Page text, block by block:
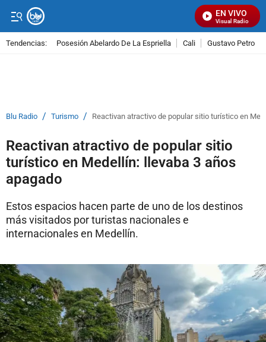
EN VIVO
Señal Visual Radio
Tendencias: Posesión Abelardo De La Espriella Cali Gustavo Petro
Blu Radio / Turismo / Reactivan atractivo de popular sitio turístico en
Reactivan atractivo de popular sitio
turístico en Medellín: llevaba 3 años
apagado
Estos espacios hacen parte de uno de los destinos
más visitados por turistas nacionales e
internacionales en Medellín.